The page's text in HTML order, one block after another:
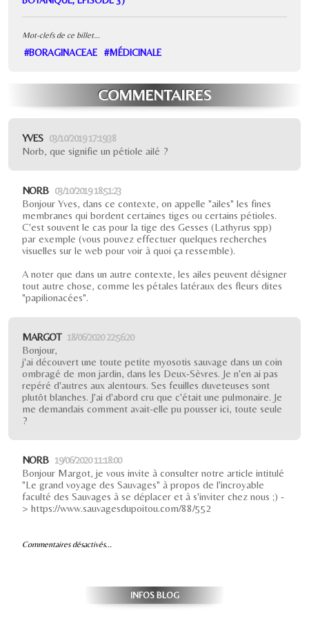
Mot-clefs de ce billet...
#BORAGINACEAE #MÉDICINALE
COMMENTAIRES
YVES 03/10/2019 17:19:38
Norb, que signifie un pétiole ailé ?
NORB 03/10/2019 18:51:23
Bonjour Yves, dans ce contexte, on appelle "ailes" les fines
membranes qui bordent certaines tiges ou certains pétioles.
C'est souvent le cas pour la tige des Gesses (Lathyrus spp)
par exemple (vous pouvez effectuer quelques recherches
visuelles sur le web pour voir à quoi ça ressemble).
A noter que dans un autre contexte, les ailes peuvent désigner
tout autre chose, comme les pétales latéraux des fleurs dites
"papilionacées".
MARGOT 18/06/2020 22:56:20
Bonjour,
j'ai découvert une toute petite myosotis sauvage dans un coin
ombragé de mon jardin, dans les Deux-Sèvres. Je n'en ai pas
repéré d'autres aux alentours. Ses feuilles duveteuses sont
plutôt blanches. J'ai d'abord cru que c'était une pulmonaire. Je
me demandais comment avait-elle pu pousser ici, toute seule
?
NORB 19/06/2020 11:18:00
Bonjour Margot, je vous invite à consulter notre article intitulé
"Le grand voyage des Sauvages" à propos de l'incroyable
faculté des Sauvages à se déplacer et à s'inviter chez nous ;) -
> https://www.sauvagesdupoitou.com/88/552
Commentaires désactivés...
INFOS BLOG